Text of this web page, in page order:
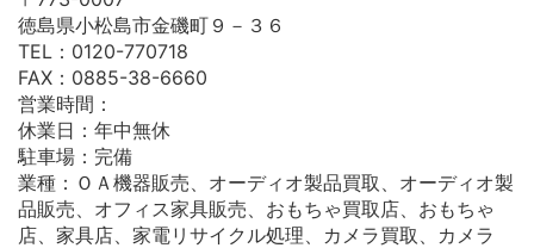
徳島県小松島市金磯町９－３６
TEL：0120-770718
FAX：0885-38-6660
営業時間：
休業日：年中無休
駐車場：完備
業種：ＯＡ機器販売、オーディオ製品買取、オーディオ製
品販売、オフィス家具販売、おもちゃ買取店、おもちゃ
店、家具店、家電リサイクル処理、カメラ買取、カメラ